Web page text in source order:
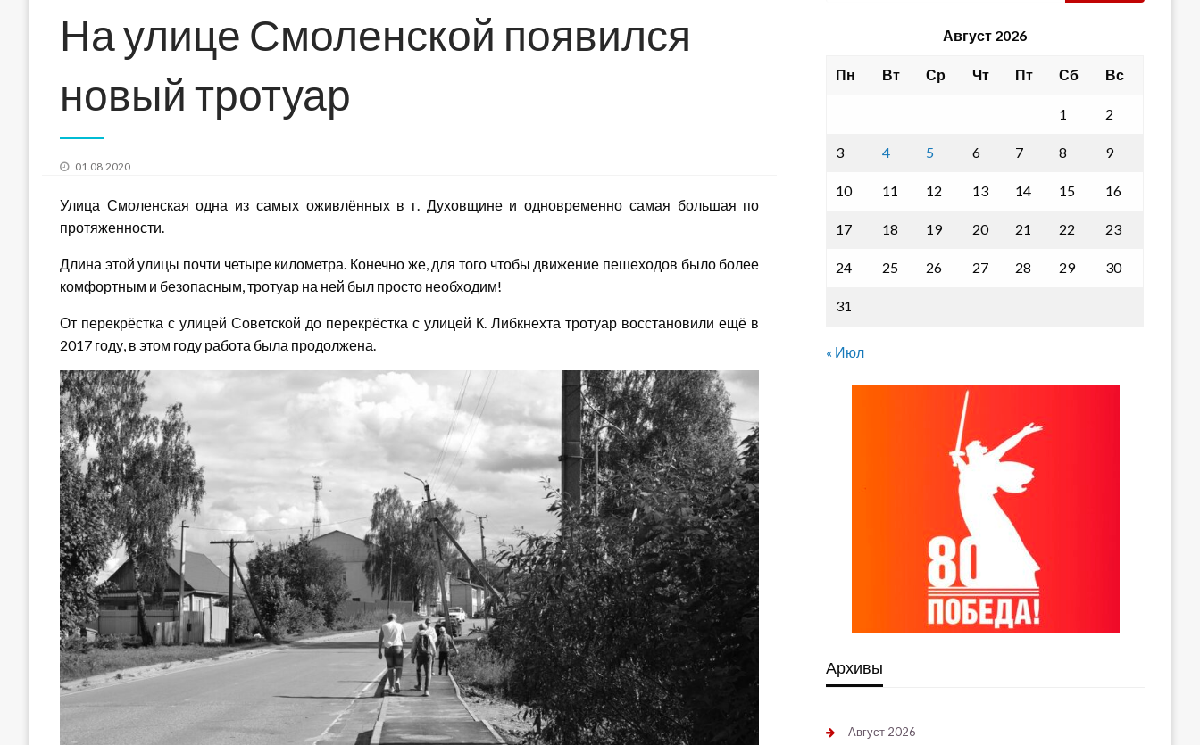
На улице Смоленской появился
новый тротуар
Posted
01.08.2020
Улица Смоленская одна из самых оживлённых в г. Духовщине и одновременно самая большая по
протяженности.
Длина этой улицы почти четыре километра. Конечно же, для того чтобы движение пешеходов было более
комфортным и безопасным, тротуар на ней был просто необходим!
От перекрёстка с улицей Советской до перекрёстка с улицей К. Либкнехта тротуар восстановили ещё в
2017 году, в этом году работа была продолжена.
Август 2026
Пн Вт Ср Чт Пт Сб Вс
1 2
3 4 5 6 7 8 9
10 11 12 13 14 15 16
17 18 19 20 21 22 23
24 25 26 27 28 29 30
31
« Июл
Архивы
Август 2026